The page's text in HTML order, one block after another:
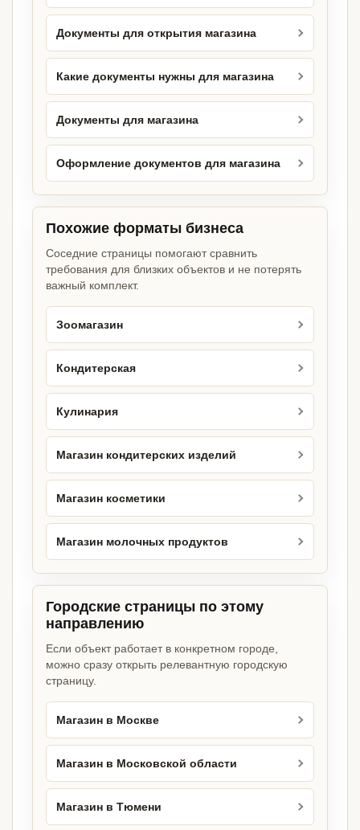
Документы для открытия магазина
Какие документы нужны для магазина
Документы для магазина
Оформление документов для магазина
Похожие форматы бизнеса
Соседние страницы помогают сравнить
требования для близких объектов и не потерять
важный комплект.
Зоомагазин
Кондитерская
Кулинария
Магазин кондитерских изделий
Магазин косметики
Магазин молочных продуктов
Городские страницы по этому
направлению
Если объект работает в конкретном городе,
можно сразу открыть релевантную городскую
страницу.
Магазин в Москве
Магазин в Московской области
Магазин в Тюмени